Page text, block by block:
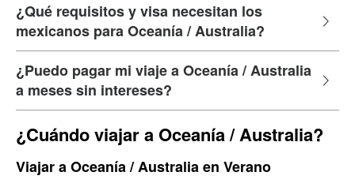
¿Qué requisitos y visa necesitan los
mexicanos para Oceanía / Australia?
¿Puedo pagar mi viaje a Oceanía / Australia
a meses sin intereses?
¿Cuándo viajar a Oceanía / Australia?
Viajar a Oceanía / Australia en Verano